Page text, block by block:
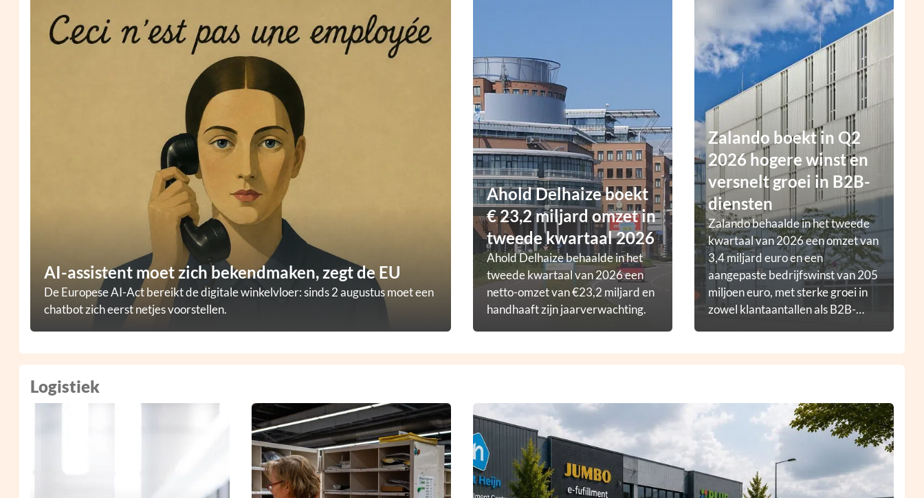
AI-assistent moet zich bekendmaken, zegt de EU
De Europese AI-Act bereikt de digitale winkelvloer: sinds 2 augustus moet een
chatbot zich eerst netjes voorstellen.
Ahold Delhaize boekt
€ 23,2 miljard omzet in
tweede kwartaal 2026
Ahold Delhaize behaalde in het
tweede kwartaal van 2026 een
netto-omzet van €23,2 miljard en
handhaaft zijn jaarverwachting.
Zalando boekt in Q2
2026 hogere winst en
versnelt groei in B2B-
diensten
Zalando behaalde in het tweede
kwartaal van 2026 een omzet van
3,4 miljard euro en een
aangepaste bedrijfswinst van 205
miljoen euro, met sterke groei in
zowel klantaantallen als B2B-
Logistiek